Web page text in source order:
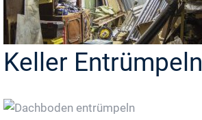
Keller Entrümpeln